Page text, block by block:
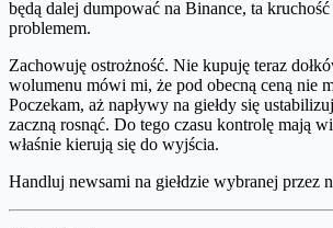
będą dalej dumpować na Binance, ta
problemem.
Zachowuję ostrożność. Nie kupuję teraz
wolumenu mówi mi, że pod obecną ceną nie
Poczekam, aż napływy na giełdy się
zaczną rosnąć. Do tego czasu kontrolę mają
właśnie kierują się do wyjścia.
Handluj newsami na giełdzie wybranej przez